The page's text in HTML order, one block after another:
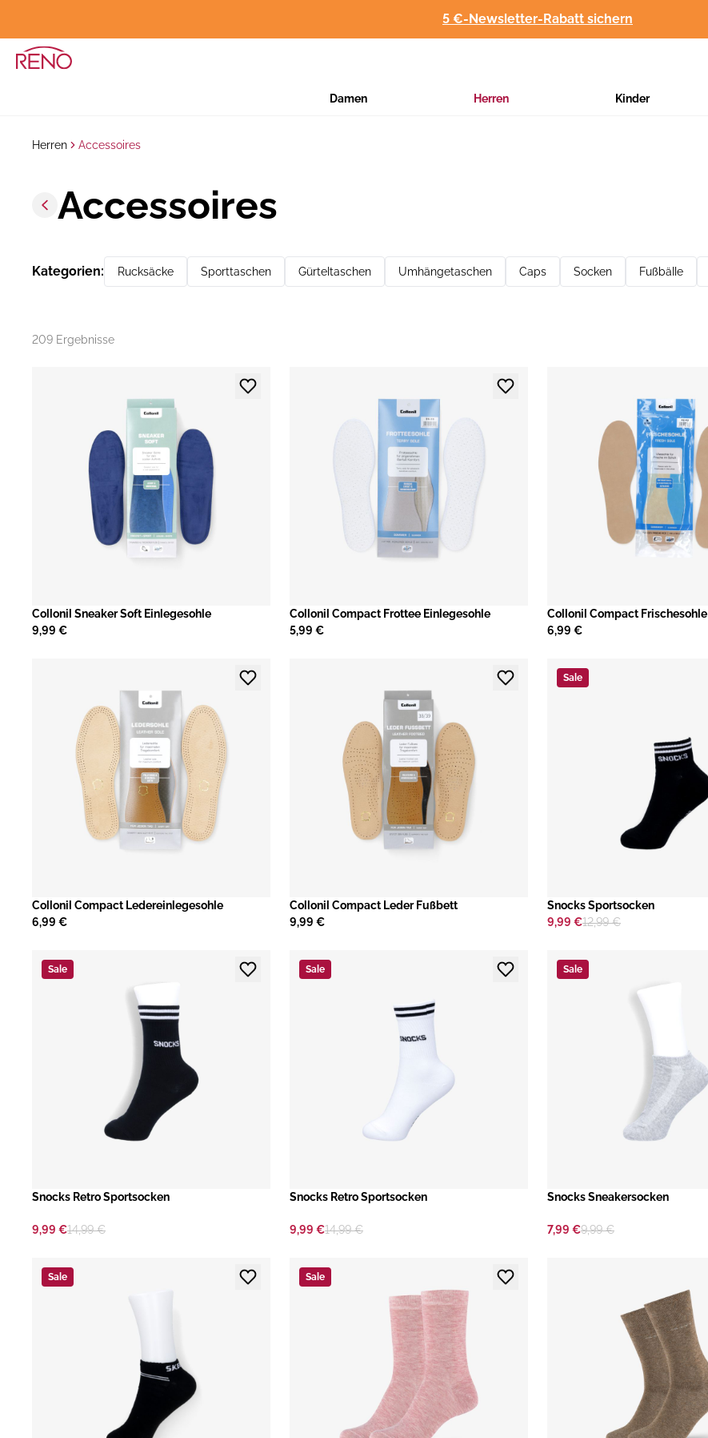
5 €-Newsletter-Rabatt sichern
Damen Herren Kinder
Herren Accessoires
Accessoires
Kategorien: Rucksäcke Sporttaschen Gürteltaschen Umhängetaschen Caps Socken Fußbälle
209 Ergebnisse
Collonil Sneaker Soft Einlegesohle
9,99 €
Collonil Compact Frottee Einlegesohle
5,99 €
Collonil Compact Frischesohle
6,99 €
Collonil Compact Ledereinlegesohle
6,99 €
Collonil Compact Leder Fußbett
9,99 €
Sale
​Snocks Sportsocken
9,99 €12,99 €
Sale
​Snocks Retro Sportsocken
9,99 €14,99 €
Sale
​Snocks Retro Sportsocken
9,99 €14,99 €
Sale
​Snocks Sneakersocken
7,99 €9,99 €
Sale Sale